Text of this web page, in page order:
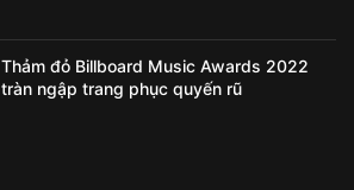
Thảm đỏ Billboard Music Awards 2022
tràn ngập trang phục quyến rũ